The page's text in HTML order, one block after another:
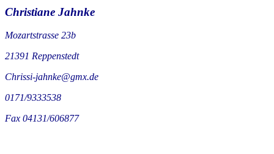
Christiane Jahnke
Mozartstrasse 23b
21391 Reppenstedt
Chrissi-jahnke@gmx.de
0171/9333538
Fax 04131/606877